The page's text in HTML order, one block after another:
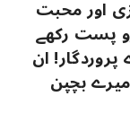
اور محبت
پست رکھے
ان
بچپن